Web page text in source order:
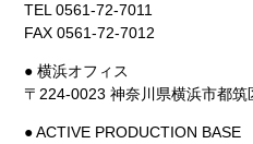
TEL 0561-72-7011
FAX 0561-72-7012
● 横浜オフィス
〒224-0023 神奈川県横浜市都
● ACTIVE PRODUCTION BASE